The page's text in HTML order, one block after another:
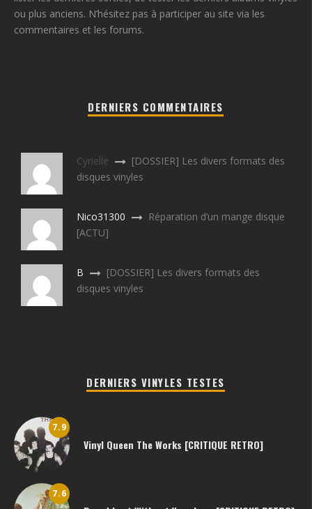
ou plus anciens. N’hésitez pas à participer au site via les
commentaires et les forums.
DERNIERS COMMENTAIRES
Cyrielle
[DOSSIER] Les divers formats des
disques vinyles
Nico31300
Réparation d’un mange disque
[ACTU]
B
[DOSSIER] Les divers formats des
disques vinyles
DERNIERS VINYLES TESTES
7.9
Vinyl Queen The Works [CRITIQUE RETRO]
7.6